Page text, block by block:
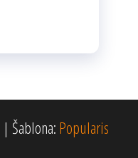
| Šablona: Popularis